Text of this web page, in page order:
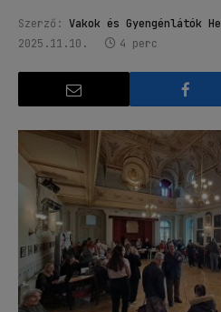
Szerző: Vakok és Gyengénlátók
2025.11.10.
4 perc